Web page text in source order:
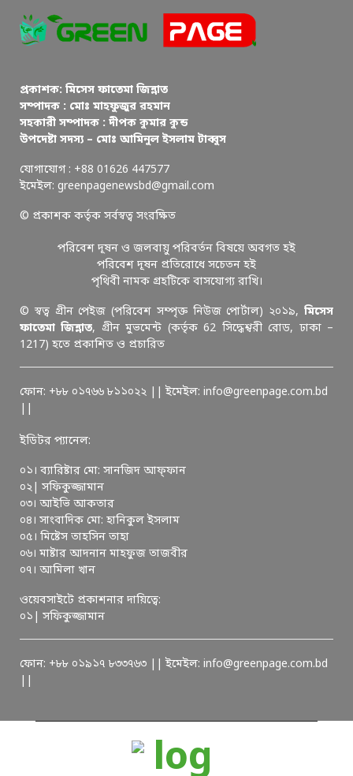
প্রকাশক: মিসেস ফাতেমা জিন্নাত
সম্পাদক : মোঃ মাহফুজুর রহমান
সহকারী সম্পাদক : দীপক কুমার কুন্ড
উপদেষ্টা সদস্য – মোঃ আমিনুল ইসলাম টাব্বুস
যোগাযোগ : +88 01626 447577
ইমেইল: greenpagenewsbd@gmail.com
© প্রকাশক কর্তৃক সর্বস্বত্ব সংরক্ষিত
পরিবেশ দূষন ও জলবায়ু পরিবর্তন বিষয়ে অবগত হই
পরিবেশ দূষন প্রতিরোধে সচেতন হই
পৃথিবী নামক গ্রহটিকে বাসযোগ্য রাখি।
© স্বত্ব গ্রীন পেইজ (পরিবেশ সম্পৃক্ত নিউজ পোর্টাল) ২০১৯, মিসেস
ফাতেমা জিন্নাত, গ্রীন মুভমেন্ট (কর্তৃক 62 সিদ্ধেশ্বরী রোড, ঢাকা –
1217) হতে প্রকাশিত ও প্রচারিত
ফোন: +৮৮ ০১৭৬৬ ৮১১০২২ || ইমেইল: info@greenpage.com.bd
ইডিটর প্যানেল:
০১। ব্যারিষ্টার মো: সানজিদ আফ্ফান
০২| সফিকুজ্জামান
০৩। আইভি আকতার
০৪। সাংবাদিক মো: হানিকুল ইসলাম
০৫। মিষ্টেস তাহসিন তাহা
০৬। মাষ্টার আদনান মাহফুজ তাজবীর
০৭। আমিলা খান
ওয়েবসাইটে প্রকাশনার দায়িত্বে:
০১| সফিকুজ্জামান
ফোন: +৮৮ ০১৯১৭ ৮৩৩৭৬৩ || ইমেইল: info@greenpage.com.bd